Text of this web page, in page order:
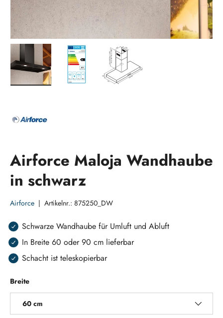
Airforce Maloja Wandhaube
in schwarz
Airforce | Artikelnr.: 875250_DW
Schwarze Wandhaube für Umluft und Abluft
In Breite 60 oder 90 cm lieferbar
Schacht ist teleskopierbar
Breite
60 cm